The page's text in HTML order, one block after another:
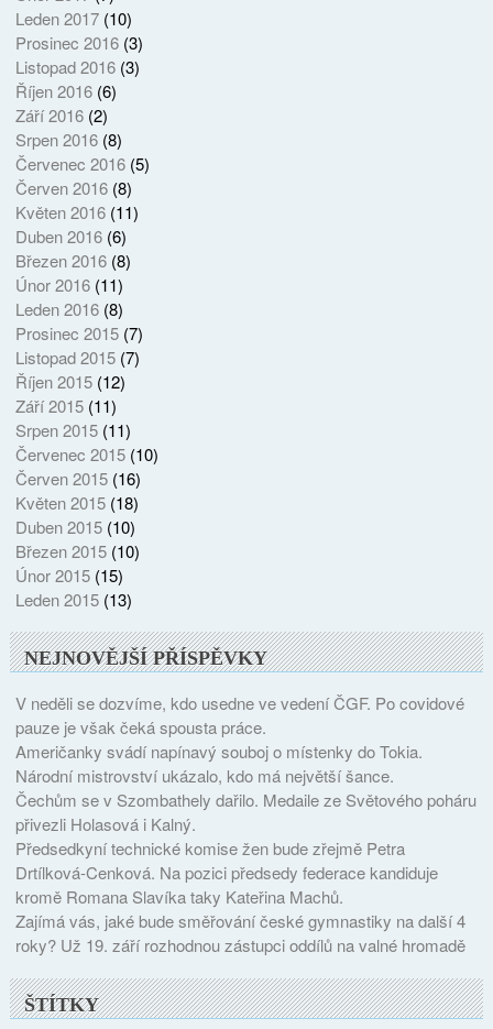
Leden 2017(10)
Prosinec 2016(3)
Listopad 2016(3)
Říjen 2016(6)
Září 2016(2)
Srpen 2016(8)
Červenec 2016(5)
Červen 2016(8)
Květen 2016(11)
Duben 2016(6)
Březen 2016(8)
Únor 2016(11)
Leden 2016(8)
Prosinec 2015(7)
Listopad 2015(7)
Říjen 2015(12)
Září 2015(11)
Srpen 2015(11)
Červenec 2015(10)
Červen 2015(16)
Květen 2015(18)
Duben 2015(10)
Březen 2015(10)
Únor 2015(15)
Leden 2015(13)
NEJNOVĚJŠÍ PŘÍSPĚVKY
V neděli se dozvíme, kdo usedne ve vedení ČGF. Po covidové
pauze je však čeká spousta práce.
Američanky svádí napínavý souboj o místenky do Tokia.
Národní mistrovství ukázalo, kdo má největší šance.
Čechům se v Szombathely dařilo. Medaile ze Světového poháru
přivezli Holasová i Kalný.
Předsedkyní technické komise žen bude zřejmě Petra
Drtílková-Cenková. Na pozici předsedy federace kandiduje
kromě Romana Slavíka taky Kateřina Machů.
Zajímá vás, jaké bude směřování české gymnastiky na další 4
roky? Už 19. září rozhodnou zástupci oddílů na valné hromadě
ŠTÍTKY